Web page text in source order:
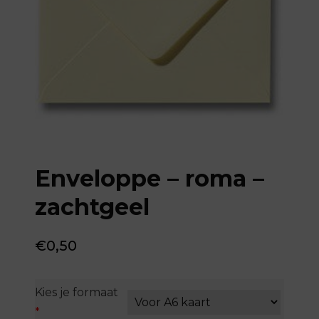
Enveloppe – roma –
zachtgeel
€0,50
Kies je formaat
*